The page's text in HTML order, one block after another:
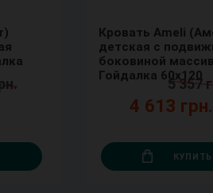
Кровать Ameli
детская с
боковиной
Гойдалка 60х120
4 613
5 357
КУПИТЬ